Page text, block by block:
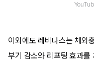
이외에도 레비나스는 체외
부기 감소와 리프팅 효과를